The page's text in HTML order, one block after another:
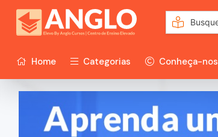
Home Categorias Conheça-nos